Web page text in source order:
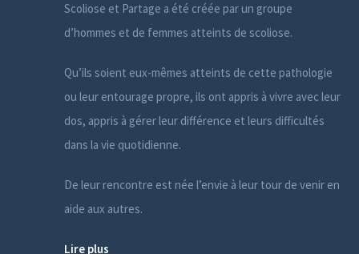
Scoliose et Partage a été créée par un groupe
d’hommes et de femmes atteints de scoliose.
Qu’ils soient eux-mêmes atteints de cette pathologie
ou leur entourage propre, ils ont appris à vivre avec leur
dos, appris à gérer leur différence et leurs difficultés
dans la vie quotidienne.
De leur rencontre est née l’envie à leur tour de venir en
aide aux autres.
Lire plus